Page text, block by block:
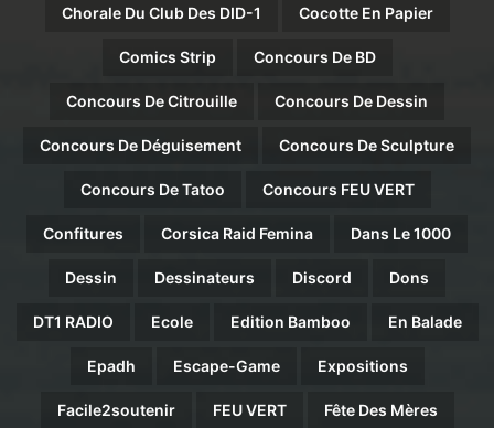
Chorale Du Club Des DID-1 Cocotte En Papier
Comics Strip Concours De BD
Concours De Citrouille Concours De Dessin
Concours De Déguisement Concours De Sculpture
Concours De Tatoo Concours FEU VERT
Confitures Corsica Raid Femina Dans Le 1000
Dessin Dessinateurs Discord Dons
DT1 RADIO Ecole Edition Bamboo En Balade
Epadh Escape-Game Expositions
Facile2soutenir FEU VERT Fête Des Mères